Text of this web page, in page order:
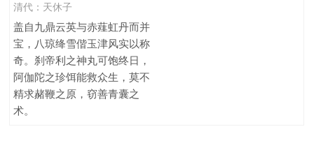
清代： 天休子
盖自九鼎云英与赤薤虹丹而并
宝，八琼绛雪偕玉津风实以称
奇。刹帝利之神丸可饱终日，
阿伽陀之珍饵能救众生，莫不
精求赭鞭之原，窃善青囊之
术。